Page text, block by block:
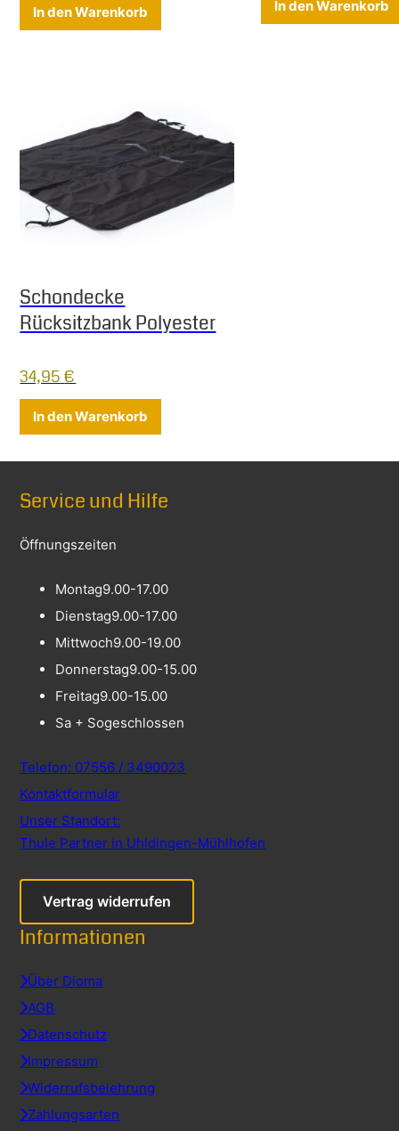
In den Warenkorb Dieses Produkt weist mehrere
In den Warenkorb
Schondecke
Rücksitzbank Polyester
34,95€
In den Warenkorb
Service und Hilfe
Öffnungszeiten
Montag9.00-17.00
Dienstag9.00-17.00
Mittwoch9.00-19.00
Donnerstag9.00-15.00
Freitag9.00-15.00
Sa + Sogeschlossen
Telefon: 07556 / 3490023
Kontaktformular
Unser Standort:
Thule Partner in Uhldingen-Mühlhofen
Vertrag widerrufen
Informationen
Über Dioma
AGB
Datenschutz
Impressum
Widerrufsbelehrung
Zahlungsarten